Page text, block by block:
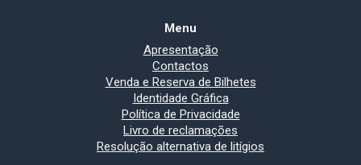
Menu
Apresentação
Contactos
Venda e Reserva de Bilhetes
Identidade Gráfica
Política de Privacidade
Livro de reclamações
Resolução alternativa de litígios